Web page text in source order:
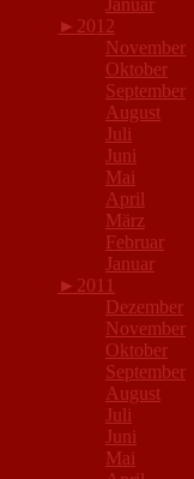
Januar
► 2012
November
Oktober
September
August
Juli
Juni
Mai
April
März
Februar
Januar
► 2011
Dezember
November
Oktober
September
August
Juli
Juni
Mai